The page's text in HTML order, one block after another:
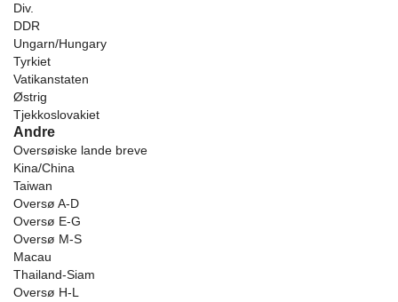
Div.
DDR
Ungarn/Hungary
Tyrkiet
Vatikanstaten
Østrig
Tjekkoslovakiet
Andre
Oversøiske lande breve
Kina/China
Taiwan
Oversø A-D
Oversø E-G
Oversø M-S
Macau
Thailand-Siam
Oversø H-L